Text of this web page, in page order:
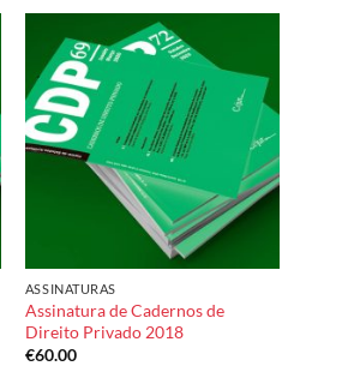
Add to
wishlist
ASSINATURAS
Assinatura de Cadernos de
Direito Privado 2018
€60.00